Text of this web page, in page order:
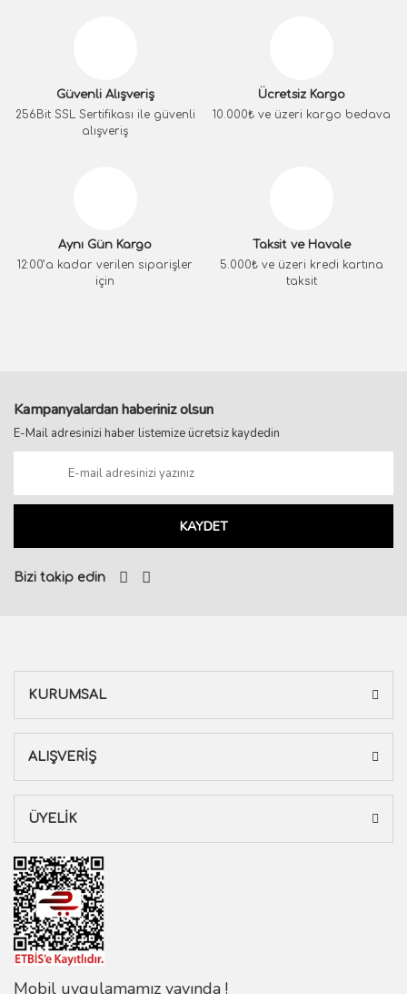
Güvenli Alışveriş
256Bit SSL Sertifikası ile güvenli
alışveriş
Ücretsiz Kargo
10.000₺ ve üzeri kargo bedava
Aynı Gün Kargo
12:00’a kadar verilen siparişler
için
Taksit ve Havale
5.000₺ ve üzeri kredi kartına
taksit
Kampanyalardan haberiniz olsun
E-Mail adresinizi haber listemize ücretsiz kaydedin
KAYDET
Bizi takip edin
KURUMSAL
ALIŞVERİŞ
ÜYELİK
Mobil uygulamamız yayında !